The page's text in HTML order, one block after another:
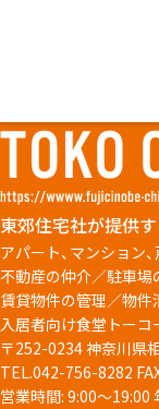
東郊住宅社が提供
アパート、マンション
不動産の仲介／駐車場
賃貸物件の管理／物件
入居者向け食堂トーコ
〒252-0234 神奈川県
TEL.042-756-8282
営業時間: 9:00～19:00